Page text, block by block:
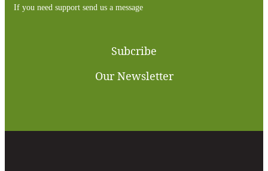
If you need support send us a message
Subcribe
Our Newsletter